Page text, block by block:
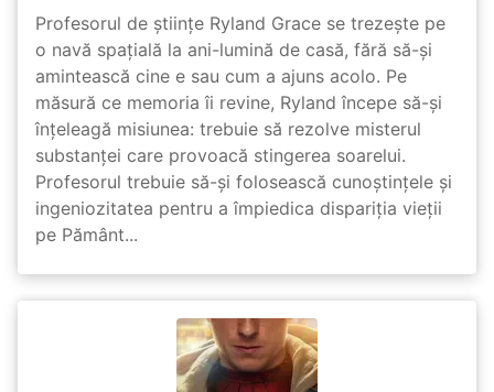
Profesorul de științe Ryland Grace se trezește pe
o navă spațială la ani-lumină de casă, fără să-și
amintească cine e sau cum a ajuns acolo. Pe
măsură ce memoria îi revine, Ryland începe să-și
înțeleagă misiunea: trebuie să rezolve misterul
substanței care provoacă stingerea soarelui.
Profesorul trebuie să-și folosească cunoștințele și
ingeniozitatea pentru a împiedica dispariția vieții
pe Pământ...